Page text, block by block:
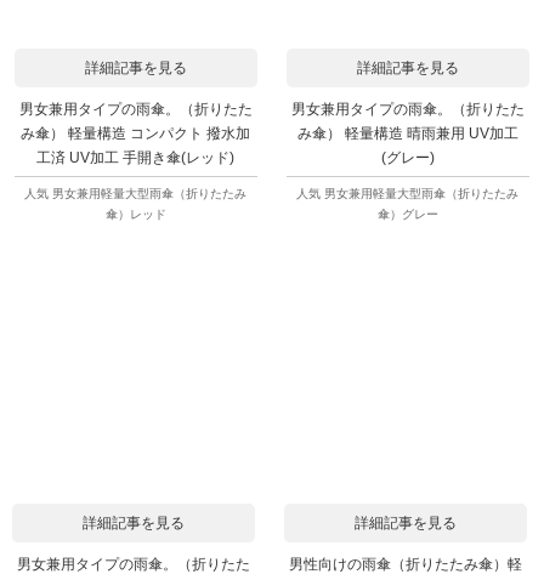
詳細記事を見る
男女兼用タイプの雨傘。（折りたた
み傘） 軽量構造 コンパクト 撥水加
工済 UV加工 手開き傘(レッド)
人気 男女兼用軽量大型雨傘（折りたたみ
傘）レッド
詳細記事を見る
男女兼用タイプの雨傘。（折りたた
み傘） 軽量構造 晴雨兼用 UV加工
(グレー)
人気 男女兼用軽量大型雨傘（折りたたみ
傘）グレー
詳細記事を見る
男女兼用タイプの雨傘。（折りたた
詳細記事を見る
男性向けの雨傘（折りたたみ傘）軽